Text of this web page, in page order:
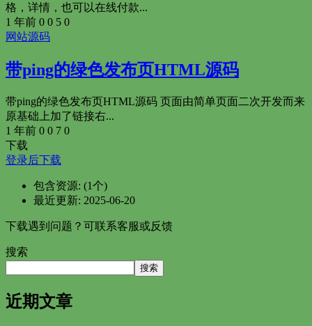
格，详情，也可以在线付款...
1 年前 0 0 5 0
网站源码
带ping的绿色发布页HTML源码
带ping的绿色发布页HTML源码 页面由简单页面二次开发而来
原基础上加了链接右...
1 年前 0 0 7 0
下载
登录后下载
包含资源: (1个)
最近更新: 2025-06-20
下载遇到问题？可联系客服或反馈
搜索
搜索
近期文章